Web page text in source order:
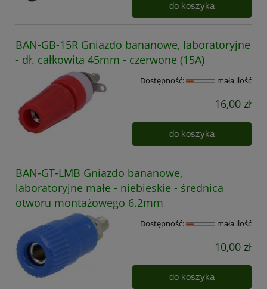
do koszyka
BAN-GB-15R Gniazdo bananowe, laboratoryjne
- dł. całkowita 45mm - czerwone (15A)
Dostępność: mała ilość
16,00 zł
do koszyka
BAN-GT-LMB Gniazdo bananowe,
laboratoryjne małe - niebieskie - średnica
otworu montażowego 6.2mm
Dostępność: mała ilość
10,00 zł
do koszyka